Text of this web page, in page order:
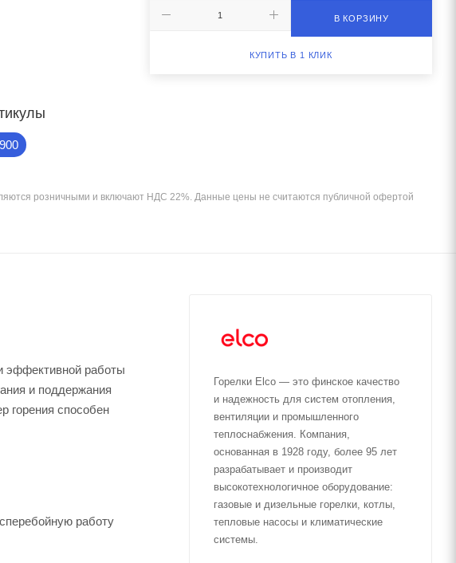
В КОРЗИНУ
КУПИТЬ В 1 КЛИК
розничными и включают НДС 22%. Данные цены не считаются публичной офертой
эффективной работы
и поддержания
горения способен
работу
Горелки Elco — это финское качество
и надежность для систем отопления,
вентиляции и промышленного
теплоснабжения. Компания,
основанная в 1928 году, более 95 лет
разрабатывает и производит
высокотехнологичное оборудование:
газовые и дизельные горелки, котлы,
тепловые насосы и климатические
системы.